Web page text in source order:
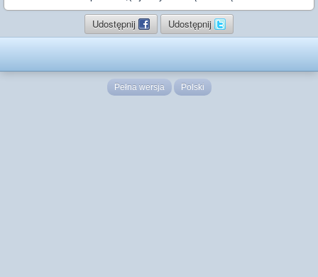
Udostępnij Udostępnij
Pełna wersja Polski